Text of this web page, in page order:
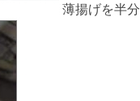
薄揚げを半分